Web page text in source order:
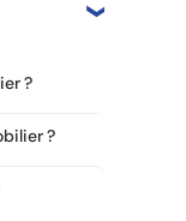
?
?